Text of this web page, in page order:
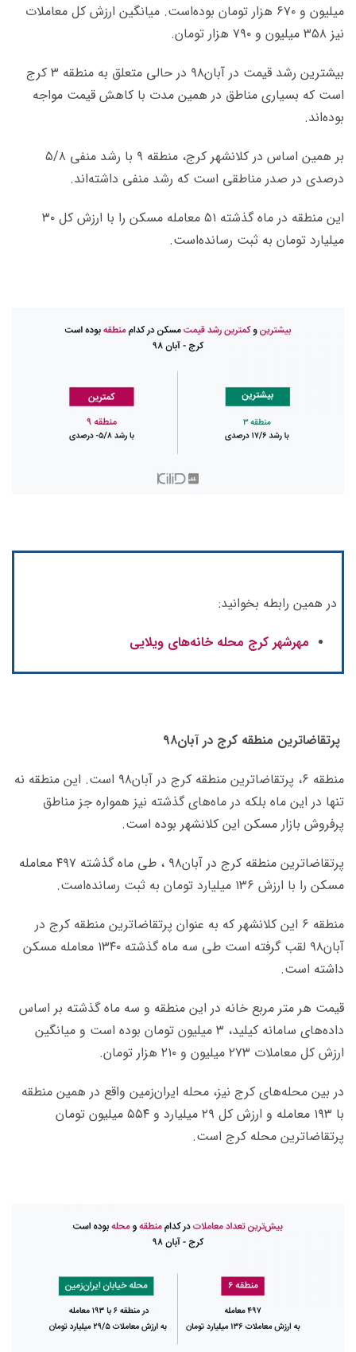
میلیون و ۶۷۰ هزار تومان بوده‌است. میانگین ارزش کل معاملات
نیز ۳۵۸ میلیون و ۷۹۰ هزار تومان.
بیشترین رشد قیمت در آبان۹۸ در حالی متعلق به منطقه ۳ کرج
است که بسیاری مناطق در همین مدت با کاهش قیمت مواجه
بوده‌اند.
بر همین اساس در کلانشهر کرج، منطقه ۹ با رشد منفی ۵/۸
درصدی در صدر مناطقی است که رشد منفی داشته‌اند.
این منطقه در ماه گذشته ۵۱ معامله مسکن را با ارزش کل ۳۰
میلیارد تومان به ثبت رسانده‌است.
در همین رابطه بخوانید:
مهرشهر کرج محله خانه‌های ویلایی
پرتقاضاترین منطقه کرج در آبان۹۸
منطقه ۶، پرتقاضاترین منطقه کرج در آبان۹۸ است. این منطقه نه
تنها در این ماه بلکه در ماه‌های گذشته نیز همواره جز مناطق
پرفروش بازار مسکن این کلانشهر بوده است.
پرتقاضاترین منطقه کرج در آبان۹۸ ، طی ماه گذشته ۴۹۷ معامله
مسکن را با ارزش ۱۳۶ میلیارد تومان به ثبت رسانده‌است.
منطقه ۶ این کلانشهر که به عنوان پرتقاضاترین منطقه کرج در
آبان۹۸ لقب گرفته است طی سه ماه گذشته ۱۳۴۰ معامله مسکن
داشته است.
قیمت هر متر مربع خانه در این منطقه و سه ماه گذشته بر اساس
داده‌های سامانه کیلید، ۳ میلیون تومان بوده است و میانگین
ارزش کل معاملات ۲۷۳ میلیون و ۲۱۰ هزار تومان.
در بین محله‌های کرج نیز، محله ایران‌زمین واقع در همین منطقه
با ۱۹۳ معامله و ارزش کل ۲۹ میلیارد و ۵۵۴ میلیون تومان
پرتقاضاترین محله کرج است.